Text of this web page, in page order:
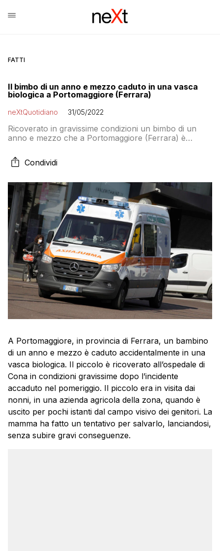
FATTI
Il bimbo di un anno e mezzo caduto in una vasca
biologica a Portomaggiore (Ferrara)
neXtQuotidiano 31/05/2022
Ricoverato in gravissime condizioni un bimbo di un
anno e mezzo che a Portomaggiore (Ferrara) è
Condividi
A Portomaggiore, in provincia di Ferrara, un bambino
di un anno e mezzo è caduto accidentalmente in una
vasca biologica. Il piccolo è ricoverato all’ospedale di
Cona in condizioni gravissime dopo l’incidente
accaduto nel pomeriggio. Il piccolo era in visita dai
nonni, in una azienda agricola della zona, quando è
uscito per pochi istanti dal campo visivo dei genitori. La
mamma ha fatto un tentativo per salvarlo, lanciandosi,
senza subire gravi conseguenze.